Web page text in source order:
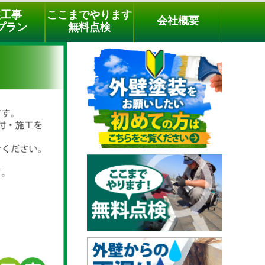
電話でのご相談 [9時～18時まで受付中]
phone
事
ラン
ここまでやります
無料点検
会社概要